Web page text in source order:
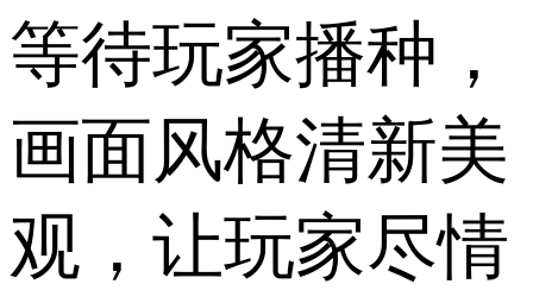
等待玩家播种，
画面风格清新美
观，让玩家尽情